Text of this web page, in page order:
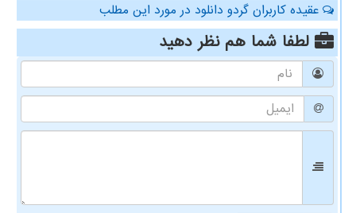
عقیده کاربران گردو دانلود در مورد این مطلب
لطفا شما همنظر دهید